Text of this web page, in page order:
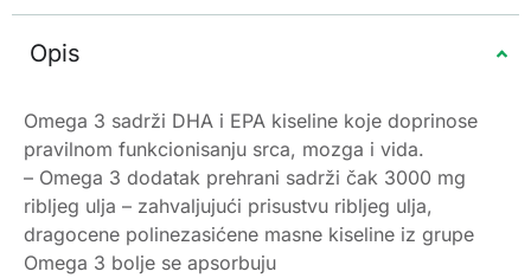
Opis
Omega 3 sadrži DHA i EPA kiseline koje doprinose
pravilnom funkcionisanju srca, mozga i vida.
– Omega 3 dodatak prehrani sadrži čak 3000 mg
ribljeg ulja – zahvaljujući prisustvu ribljeg ulja,
dragocene polinezasićene masne kiseline iz grupe
Omega 3 bolje se apsorbuju